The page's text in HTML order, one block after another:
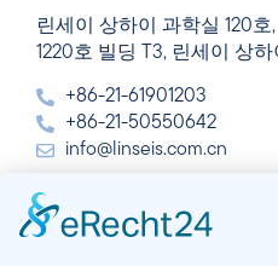
린세이 상하이 과학실 120
1220호 빌딩 T3, 린세이 상
+86-21-61901203
+86-21-50550642
info@linseis.com.cn